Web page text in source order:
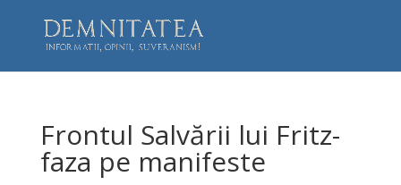
Frontul Salvării lui Fritz-
faza pe manifeste